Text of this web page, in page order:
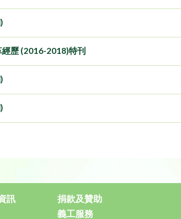
歷 (2016-2018)特刊
訊
捐款及贊助
義工服務